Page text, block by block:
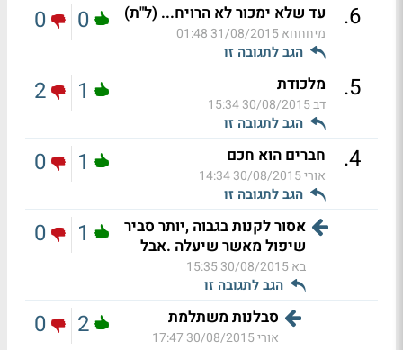
6
. עד שלא ימכור לא הרויח... (ל"ת)
מיחחחא31/08/2015 01:48
הגב לתגובה זו
0
0
5
. מלכודת
דב30/08/2015 15:34
הגב לתגובה זו
1
2
4
. חברים הוא חכם
אורי30/08/2015 14:34
הגב לתגובה זו
1
0
אסור לקנות בגבוה ,יותר סביר
שיפול מאשר שיעלה .אבל
בא30/08/2015 15:35
הגב לתגובה זו
1
0
סבלנות משתלמת
אורי30/08/2015 17:47
2
0